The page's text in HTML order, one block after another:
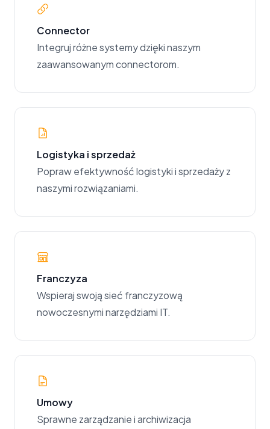
Connector
Integruj różne systemy dzięki naszym
zaawansowanym connectorom.
Logistyka i sprzedaż
Popraw efektywność logistyki i sprzedaży z
naszymi rozwiązaniami.
Franczyza
Wspieraj swoją sieć franczyzową
nowoczesnymi narzędziami IT.
Umowy
Sprawne zarządzanie i archiwizacja